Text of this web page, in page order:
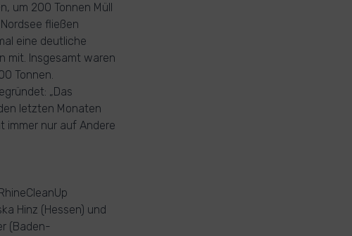
um 200 Tonnen Müll
fließen
eine deutliche
mit. Insgesamt waren
Tonnen.
„Das
letzten Monaten
immer nur auf Andere
Hinz (Hessen) und
(Baden-